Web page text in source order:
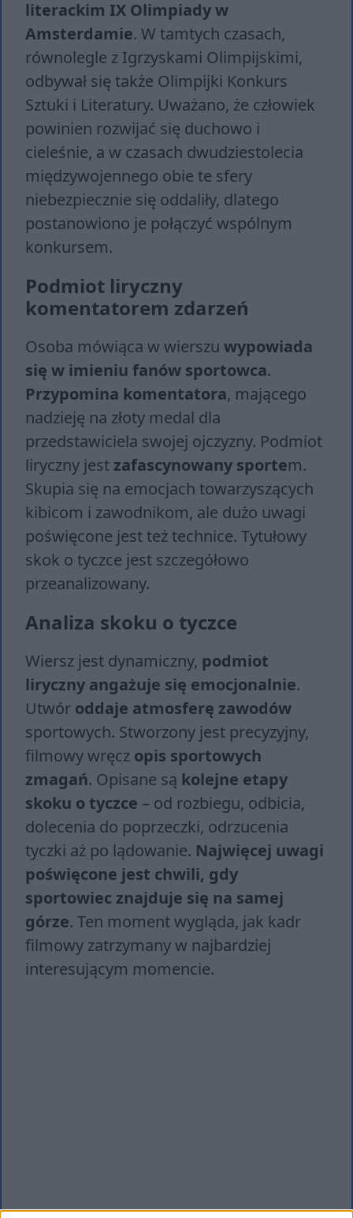
literackim IX Olimpiady w
Amsterdamie. W tamtych czasach,
równolegle z Igrzyskami Olimpijskimi,
odbywał się także Olimpijki Konkurs
Sztuki i Literatury. Uważano, że człowiek
powinien rozwijać się duchowo i
cieleśnie, a w czasach dwudziestolecia
międzywojennego obie te sfery
niebezpiecznie się oddaliły, dlatego
postanowiono je połączyć wspólnym
konkursem.
Podmiot liryczny
komentatorem zdarzeń
Osoba mówiąca w wierszu wypowiada
się w imieniu fanów sportowca.
Przypomina komentatora, mającego
nadzieję na złoty medal dla
przedstawiciela swojej ojczyzny. Podmiot
liryczny jestzafascynowany sportem.
Skupia się na emocjach towarzyszących
kibicom i zawodnikom, ale dużo uwagi
poświęcone jest też technice. Tytułowy
skok o tyczce jest szczegółowo
przeanalizowany.
Analiza skoku o tyczce
Wiersz jest dynamiczny, podmiot
liryczny angażuje się emocjonalnie.
Utwór oddaje atmosferę zawodów
sportowych. Stworzony jest precyzyjny,
filmowy wręcz opis sportowych
zmagań. Opisane są kolejne etapy
skoku o tyczce – od rozbiegu, odbicia,
dolecenia do poprzeczki, odrzucenia
tyczki aż po lądowanie. Najwięcej uwagi
poświęcone jest chwili, gdy
sportowiec znajduje się na samej
górze. Ten moment wygląda, jak kadr
filmowy zatrzymany w najbardziej
interesującym momencie.